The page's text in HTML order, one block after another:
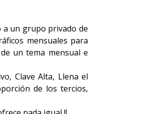
a un grupo privado de
mensuales para
un tema mensual e
Clave Alta, Llena el
de los tercios,